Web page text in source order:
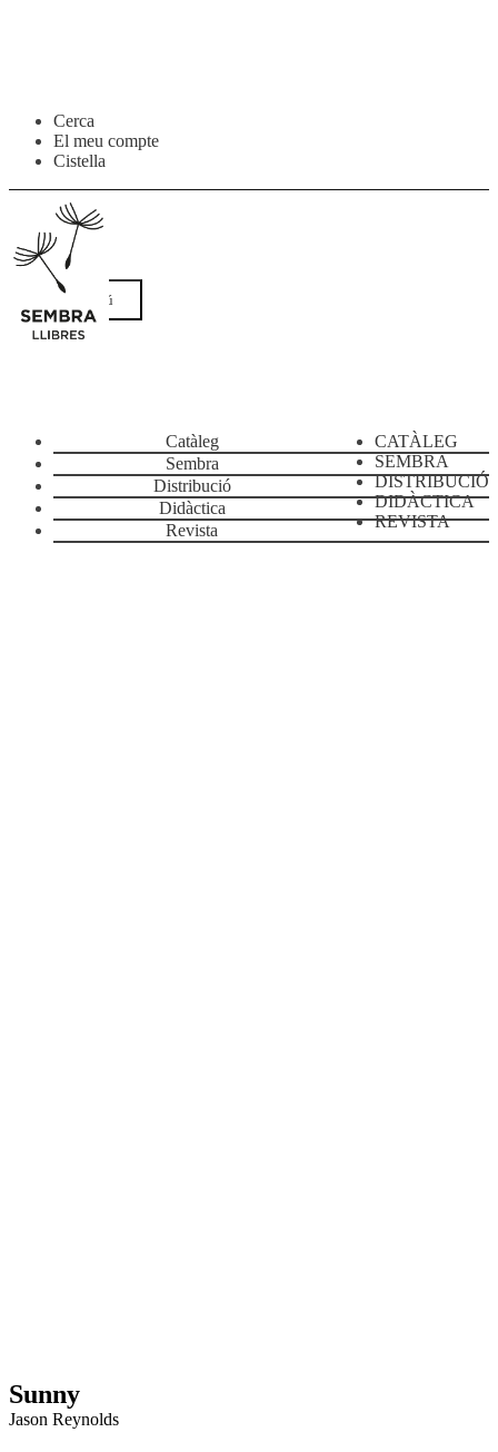
Salta
navegació
contingut
Cerca
El meu compte
Cistella
Menú
CATÀLEG
SEMBRA
DISTRIBUCIÓ
DIDÀCTICA
REVISTA
Catàleg
Sembra
Distribució
Didàctica
Revista
Sunny
Jason Reynolds